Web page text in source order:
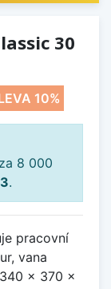
30
10%
8 000
.
pracovní
vana
x 370 x